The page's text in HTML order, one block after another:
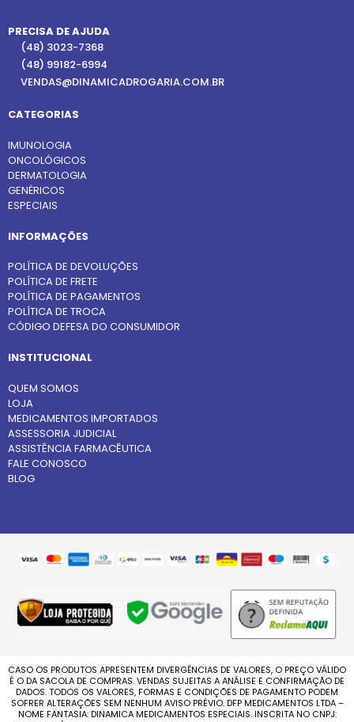
PRECISA DE AJUDA
(48) 3023-7368
(48) 99182-6994
VENDAS@DINAMICADROGARIA.COM.BR
CATEGORIAS
IMUNOLOGIA
ONCOLÓGICOS
DERMATOLOGIA
GENÉRICOS
ESPECIAIS
INFORMAÇÕES
POLÍTICA DE DEVOLUÇÕES
POLÍTICA DE FRETE
POLÍTICA DE PAGAMENTOS
POLÍTICA DE TROCA
CÓDIGO DEFESA DO CONSUMIDOR
INSTITUCIONAL
QUEM SOMOS
LOJA
MEDICAMENTOS IMPORTADOS
ASSESSORIA JUDICIAL
ASSISTÊNCIA FARMACÊUTICA
FALE CONOSCO
BLOG
CASO OS PRODUTOS APRESENTEM DIVERGÊNCIAS DE VALORES, O PREÇO VÁLIDO
É O DA SACOLA DE COMPRAS. VENDAS SUJEITAS A ANÁLISE E CONFIRMAÇÃO DE
DADOS. TODOS OS VALORES, FORMAS E CONDIÇÕES DE PAGAMENTO PODEM
SOFRER ALTERAÇÕES SEM NENHUM AVISO PRÉVIO. DFP MEDICAMENTOS LTDA –
NOME FANTASIA: DINAMICA MEDICAMENTOS ESPECIAIS. INSCRITA NO CNPJ: